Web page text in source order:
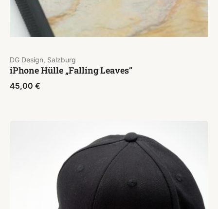
DG Design, Salzburg
iPhone Hülle „Falling Leaves“
45,00 €